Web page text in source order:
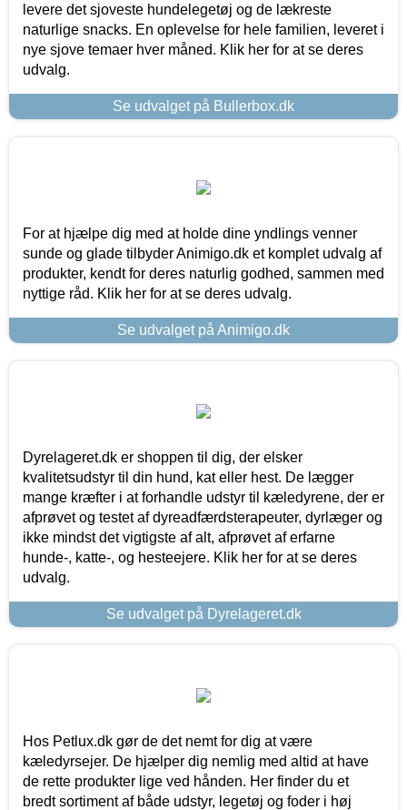
levere det sjoveste hundelegetøj og de lækreste
naturlige snacks. En oplevelse for hele familien, leveret i
nye sjove temaer hver måned. Klik her for at se deres
udvalg.
Se udvalget på Bullerbox.dk
For at hjælpe dig med at holde dine yndlings venner
sunde og glade tilbyder Animigo.dk et komplet udvalg af
produkter, kendt for deres naturlig godhed, sammen med
nyttige råd. Klik her for at se deres udvalg.
Se udvalget på Animigo.dk
Dyrelageret.dk er shoppen til dig, der elsker
kvalitetsudstyr til din hund, kat eller hest. De lægger
mange kræfter i at forhandle udstyr til kæledyrene, der er
afprøvet og testet af dyreadfærdsterapeuter, dyrlæger og
ikke mindst det vigtigste af alt, afprøvet af erfarne
hunde-, katte-, og hesteejere. Klik her for at se deres
udvalg.
Se udvalget på Dyrelageret.dk
Hos Petlux.dk gør de det nemt for dig at være
kæledyrsejer. De hjælper dig nemlig med altid at have
de rette produkter lige ved hånden. Her finder du et
bredt sortiment af både udstyr, legetøj og foder i høj